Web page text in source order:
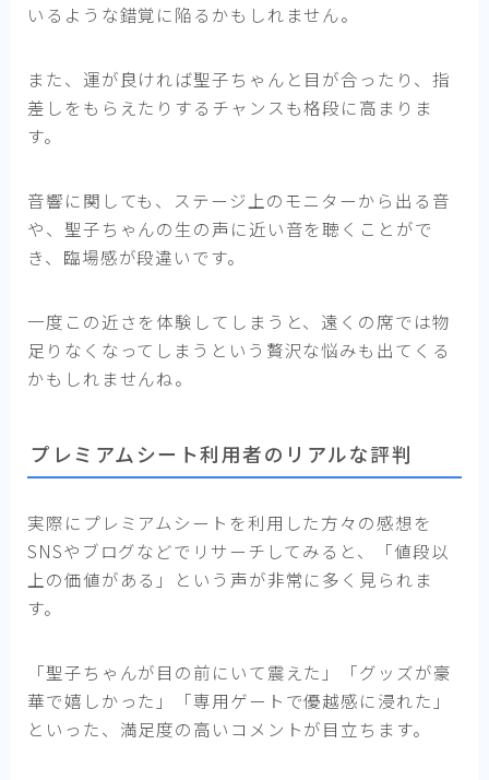
いるような錯覚に陥るかもしれません。
また、運が良ければ聖子ちゃんと目が合ったり、指
差しをもらえたりするチャンスも格段に高まりま
す。
音響に関しても、ステージ上のモニターから出る音
や、聖子ちゃんの生の声に近い音を聴くことがで
き、臨場感が段違いです。
一度この近さを体験してしまうと、遠くの席では物
足りなくなってしまうという贅沢な悩みも出てくる
かもしれませんね。
プレミアムシート利用者のリアルな評判
実際にプレミアムシートを利用した方々の感想を
SNSやブログなどでリサーチしてみると、「値段以
上の価値がある」という声が非常に多く見られま
す。
「聖子ちゃんが目の前にいて震えた」「グッズが豪
華で嬉しかった」「専用ゲートで優越感に浸れた」
といった、満足度の高いコメントが目立ちます。